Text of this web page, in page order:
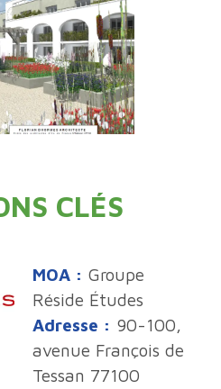
CLÉS
MOA : Groupe
Réside Études
Adresse : 90-100,
avenue François de
Tessan 77100